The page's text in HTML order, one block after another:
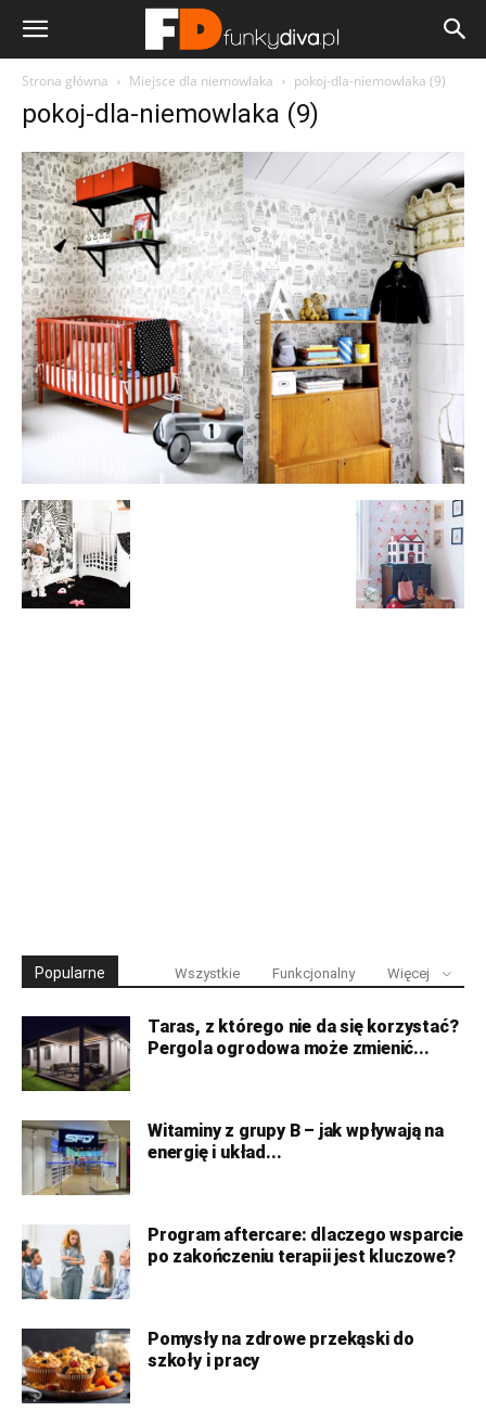
Strona główna Miejsce dla niemowlaka pokoj-dla-niemowlaka (9)
pokoj-dla-niemowlaka (9)
Popularne Wszystkie Funkcjonalny Więcej
Taras, z którego nie da się korzystać?
Pergola ogrodowa może zmienić...
Witaminy z grupy B – jak wpływają na
energię i układ...
Program aftercare: dlaczego wsparcie
po zakończeniu terapii jest kluczowe?
Pomysły na zdrowe przekąski do
szkoły i pracy